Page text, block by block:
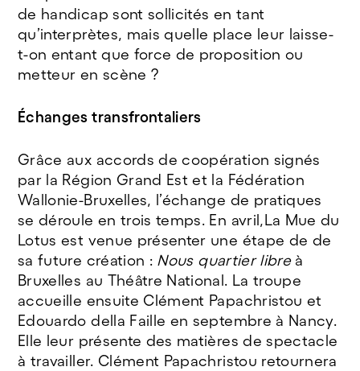
de handicap sont sollicités en tant
qu’interprètes, mais quelle place leur laisse-
t-on entant que force de proposition ou
metteur en scène ?
Échanges transfrontaliers
Grâce aux accords de coopération signés
par la Région Grand Est et la Fédération
Wallonie-Bruxelles, l’échange de pratiques
se déroule en trois temps. En avril,La Mue du
Lotus est venue présenter une étape de de
sa future création : Nous quartier libreà
Bruxelles au Théâtre National. La troupe
accueille ensuite Clément Papachristou et
Edouardo della Faille en septembre à Nancy.
Elle leur présente des matières de spectacle
à travailler. Clément Papachristou retournera